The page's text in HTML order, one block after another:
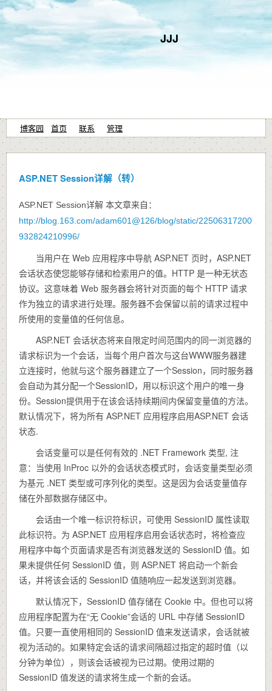
JJJ
博客园 首页 联系 管理
ASP.NET Session详解（转）
ASP.NET Session详解 本文章来自：
http://blog.163.com/adam601@126/blog/static/22506317200
932824210996/
当用户在 Web 应用程序中导航 ASP.NET 页时，ASP.NET
会话状态使您能够存储和检索用户的值。HTTP 是一种无状态
协议。这意味着 Web 服务器会将针对页面的每个 HTTP 请求
作为独立的请求进行处理。服务器不会保留以前的请求过程中
所使用的变量值的任何信息。
ASP.NET 会话状态将来自限定时间范围内的同一浏览器的
请求标识为一个会话，当每个用户首次与这台WWW服务器建
立连接时，他就与这个服务器建立了一个Session，同时服务器
会自动为其分配一个SessionID，用以标识这个用户的唯一身
份。Session提供用于在该会话持续期间内保留变量值的方法。
默认情况下，将为所有 ASP.NET 应用程序启用ASP.NET 会话
状态.
会话变量可以是任何有效的 .NET Framework 类型, 注
意：当使用 InProc 以外的会话状态模式时，会话变量类型必须
为基元 .NET 类型或可序列化的类型。这是因为会话变量值存
储在外部数据存储区中。
会话由一个唯一标识符标识，可使用 SessionID 属性读取
此标识符。为 ASP.NET 应用程序启用会话状态时，将检查应
用程序中每个页面请求是否有浏览器发送的 SessionID 值。如
果未提供任何 SessionID 值，则 ASP.NET 将启动一个新会
话，并将该会话的 SessionID 值随响应一起发送到浏览器。
默认情况下，SessionID 值存储在 Cookie 中。但也可以将
应用程序配置为在“无 Cookie”会话的 URL 中存储 SessionID
值。只要一直使用相同的 SessionID 值来发送请求，会话就被
视为活动的。如果特定会话的请求间隔超过指定的超时值（以
分钟为单位），则该会话被视为已过期。使用过期的
SessionID 值发送的请求将生成一个新的会话。